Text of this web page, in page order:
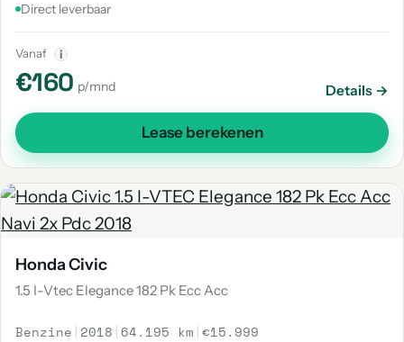
Direct leverbaar
Vanaf i
€160 p/mnd Details →
Lease berekenen
Honda Civic
1.5 I-Vtec Elegance 182 Pk Ecc Acc
Benzine | 2018 | 64.195 km |€15.999